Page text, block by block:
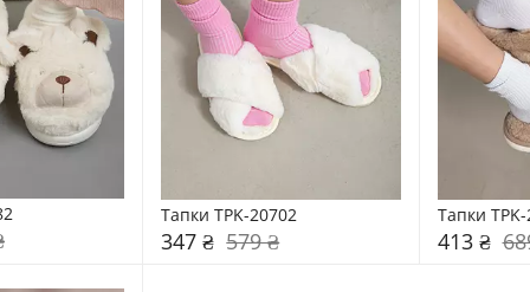
Тапки TPK-20702
347 ₴ 579 ₴
Тапки
413 ₴